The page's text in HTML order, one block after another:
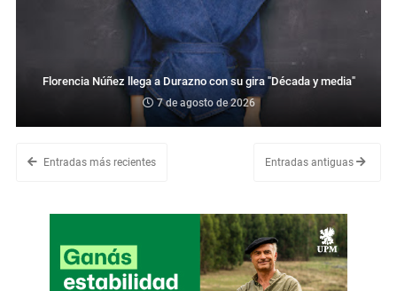
Florencia Núñez llega a Durazno con su gira "Década y media"
7 de agosto de 2026
Entradas más recientes Entradas antiguas